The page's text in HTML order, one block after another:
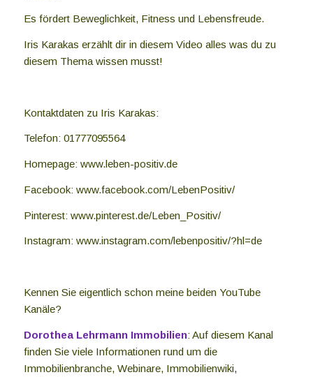
Es fördert Beweglichkeit, Fitness und Lebensfreude.
Iris Karakas erzählt dir in diesem Video alles was du zu
diesem Thema wissen musst!
Kontaktdaten zu Iris Karakas:
Telefon: 01777095564
Homepage: www.leben-positiv.de
Facebook: www.facebook.com/LebenPositiv/
Pinterest: www.pinterest.de/Leben_Positiv/
Instagram: www.instagram.com/lebenpositiv/?hl=de
Kennen Sie eigentlich schon meine beiden YouTube
Kanäle?
Dorothea Lehrmann Immobilien: Auf diesem Kanal
finden Sie viele Informationen rund um die
Immobilienbranche, Webinare, Immobilienwiki,